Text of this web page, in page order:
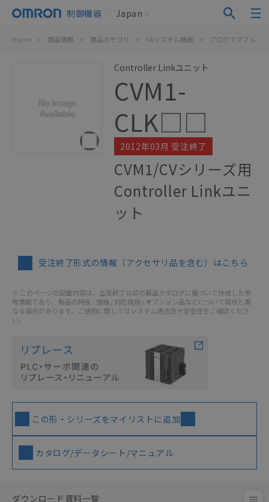
制御機器 Japan
Home > 商品情報 > 商品カテゴリ > FAシステム機器 > プログラマブルコ
Controller Linkユニット
CVM1-
CLK□□
2012年03月 受注終了
CVM1/CVシリーズ用
Controller Linkユニ
ット
受注終了形式の情報（アクセサリ品を含む）はこちら
※ このページの記載内容は、生産終了以前の製品カタログに基づいて作成した参
考情報であり、製品の特長 / 価格 / 対応規格 / オプション品などについて現状と異
なる場合があります。ご使用に際してはシステム適合性や安全性をご確認くださ
い。
この形・シリーズをマイリストに追加
カタログ/データシート/マニュアル
ダウンロード資料一覧